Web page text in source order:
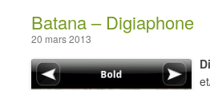
Batana – Digiaphone
20 mars 2013